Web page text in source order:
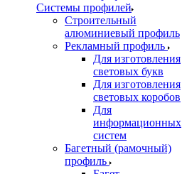
Системы профилей
Строительный
алюминиевый профиль
Рекламный профиль
Для изготовления
световых букв
Для изготовления
световых коробов
Для
информационных
систем
Багетный (рамочный)
профиль